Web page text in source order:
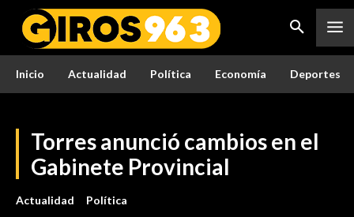
Inicio Actualidad Política Economía Deportes
Torres anunció cambios en el
Gabinete Provincial
Actualidad Política